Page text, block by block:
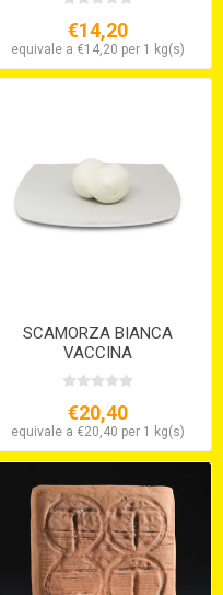
€14,20
equivale a €14,20 per 1 kg(s)
SCAMORZA BIANCA
VACCINA
€20,40
equivale a €20,40 per 1 kg(s)